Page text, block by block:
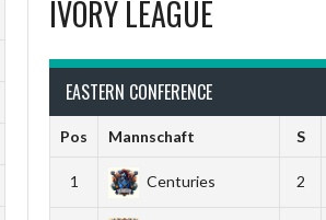
IVORY LEAGUE
EASTERN CONFERENCE
Pos Mannschaft S
1 Centuries 2